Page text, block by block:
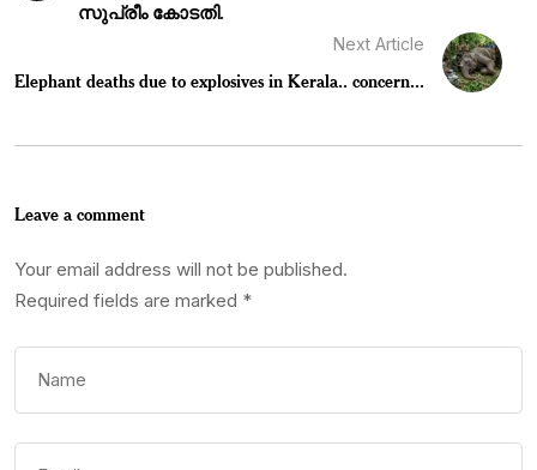
സുപ്രീം കോടതി.
Next Article
Elephant deaths due to explosives in Kerala.. concern...
Leave a comment
Your email address will not be published.
Required fields are marked *